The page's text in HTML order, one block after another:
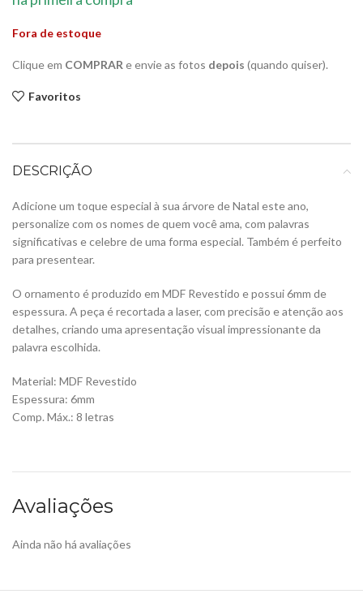
Fora de estoque
Clique em COMPRARe envie as fotos depois (quando quiser).
Favoritos
DESCRIÇÃO
Adicione um toque especial à sua árvore de Natal este ano,
personalize com os nomes de quem você ama, com palavras
significativas e celebre de uma forma especial. Também é perfeito
para presentear.
O ornamento é produzido em MDF Revestido e possui 6mm de
espessura. A peça é recortada a laser, com precisão e atenção aos
detalhes, criando uma apresentação visual impressionante da
palavra escolhida.
Material: MDF Revestido
Espessura: 6mm
Comp. Máx.: 8 letras
Avaliações
Ainda não há avaliações